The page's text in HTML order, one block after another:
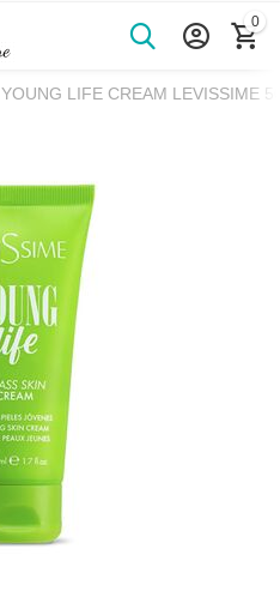
0
YOUNG LIFE CREAM LEVISSIME